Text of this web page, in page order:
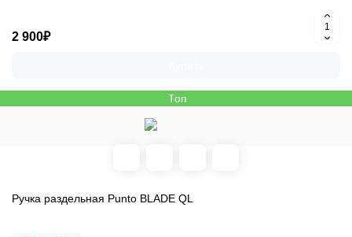
2 900₽
Топ
Ручка раздельная Punto BLADE QL